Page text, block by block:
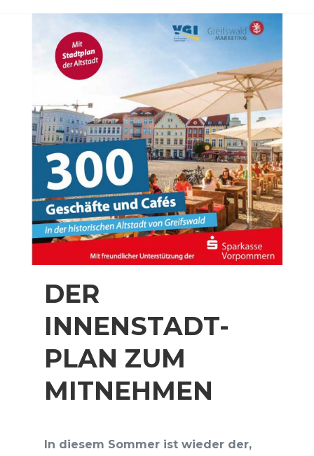
DER
INNENSTADT-
PLAN ZUM
MITNEHMEN
In die­sem Som­mer ist wie­der der,